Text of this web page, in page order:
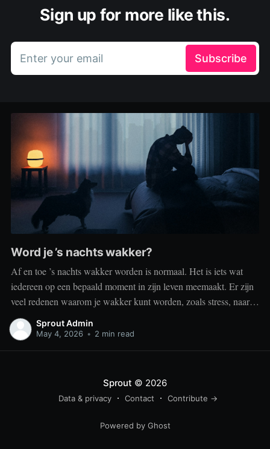
Sign up for more like this.
Enter your email Subscribe
Word je ’s nachts wakker?
Af en toe ’s nachts wakker worden is normaal. Het is iets wat
iedereen op een bepaald moment in zijn leven meemaakt. Er zijn
veel redenen waarom je wakker kunt worden, zoals stress, naar
het toilet moeten, je omgeving of medische aandoeningen die je
slaap beïnvloeden. Dit is geen probleem
Sprout Admin
May 4, 2026 • 2 min read
Sprout © 2026
Data & privacy Contact Contribute →
Powered by Ghost